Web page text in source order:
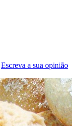
Escreva a sua opinião